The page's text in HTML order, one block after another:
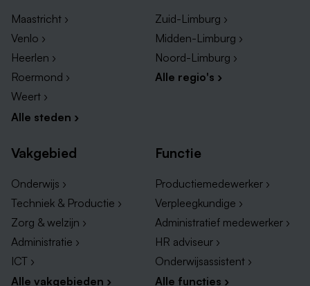
Bedrijven in Limburg waar begeleiders werken
werken
Wanneer je de opleiding tot begeleider hebt afgerond
kun je bij tal van verpleeghuizen, GGZ-instellingen,
verzorgingstehuizen of gehandicapteninstellingen aan
de slag gaan. Er staan hier onder een aantal grote
PSW
Adelante Zorggroep
Stichting Pergamijn
Mosae Zorggroep
Ook kun je aan de slag gaan in de thuiszorg. In het
Maastricht ›
Venlo ›
Heerlen ›
Roermond ›
Weert ›
Alle steden ›
Zuid-Limburg ›
Midden-Limburg ›
Noord-Limburg ›
Alle regio's ›
Vakgebied
Onderwijs ›
Techniek & Productie ›
Zorg & welzijn ›
Administratie ›
ICT ›
Alle vakgebieden ›
Functie
Productiemedewerker ›
Verpleegkundige ›
Administratief medewerker ›
HR adviseur ›
Onderwijsassistent ›
Alle functies ›